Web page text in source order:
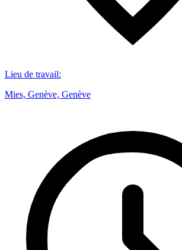
Lieu de travail:
Mies, Genève, Genève